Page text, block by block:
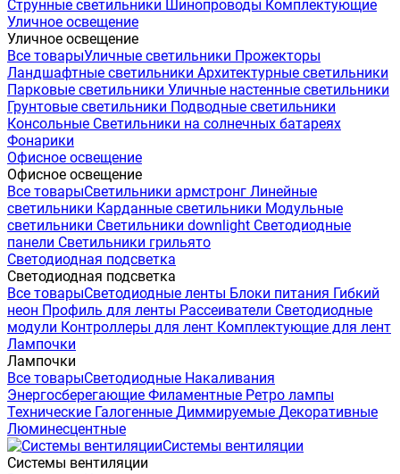
Струнные светильники Шинопроводы Комплектующие
Уличное освещение
Уличное освещение
Все товарыУличные светильники Прожекторы
Ландшафтные светильники Архитектурные светильники
Парковые светильники Уличные настенные светильники
Грунтовые светильники Подводные светильники
Консольные Светильники на солнечных батареях
Фонарики
Офисное освещение
Офисное освещение
Все товарыСветильники армстронг Линейные
светильники Карданные светильники Модульные
светильники Светильники downlight Светодиодные
панели Светильники грильято
Светодиодная подсветка
Светодиодная подсветка
Все товарыСветодиодные ленты Блоки питания Гибкий
неон Профиль для ленты Рассеиватели Светодиодные
модули Контроллеры для лент Комплектующие для лент
Лампочки
Лампочки
Все товарыСветодиодные Накаливания
Энергосберегающие Филаментные Ретро лампы
Технические Галогенные Диммируемые Декоративные
Люминесцентные
Системы вентиляции
Системы вентиляции